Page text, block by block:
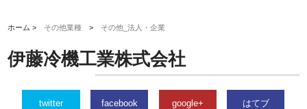
ホーム > その他業種 > その他_法人・企業
伊藤冷機工業株式会社
twitter facebook google+ はてブ